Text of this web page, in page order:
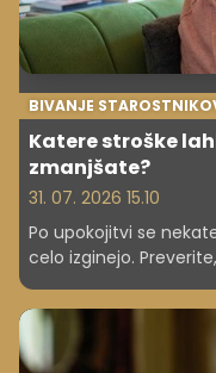
BIVANJE
Katere stroške
zmanjšate?
31. 07. 2026 15.10
Po upokojitvi se
celo izginejo.
upokojenci